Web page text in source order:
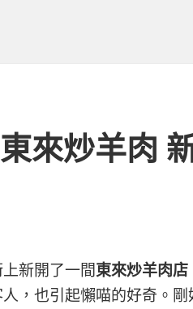
來炒羊肉
新開了一間東來炒羊肉店
，也引起懶喵的好奇。